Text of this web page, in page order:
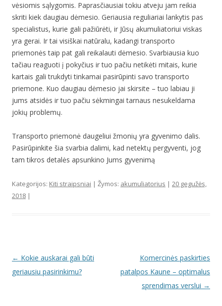
vėsiomis sąlygomis. Paprasčiausiai tokiu atveju jam reikia
skriti kiek daugiau dėmesio. Geriausia reguliariai lankytis pas
specialistus, kurie gali pažiūrėti, ir Jūsų akumuliatoriui viskas
yra gerai. Ir tai visiškai natūralu, kadangi transporto
priemonės taip pat gali reikalauti dėmesio. Svarbiausia kuo
tačiau reaguoti į pokyčius ir tuo pačiu netikėti mitais, kurie
kartais gali trukdyti tinkamai pasirūpinti savo transporto
priemone. Kuo daugiau dėmesio jai skirsite – tuo labiau ji
jums atsidės ir tuo pačiu sėkmingai tarnaus nesukeldama
jokių problemų.
Transporto priemonė daugeliui žmonių yra gyvenimo dalis.
Pasirūpinkite šia svarbia dalimi, kad netektų pergyventi, jog
tam tikros detalės apsunkino Jums gyvenimą
Kategorijos: Kiti straipsniai | Žymos: akumuliatorius | 20 gegužės,
2018 |
Įrašo navigacija
← Kokie auskarai gali būti
geriausiu pasirinkimu?
Komercinės paskirties
patalpos Kaune – optimalus
sprendimas verslui →